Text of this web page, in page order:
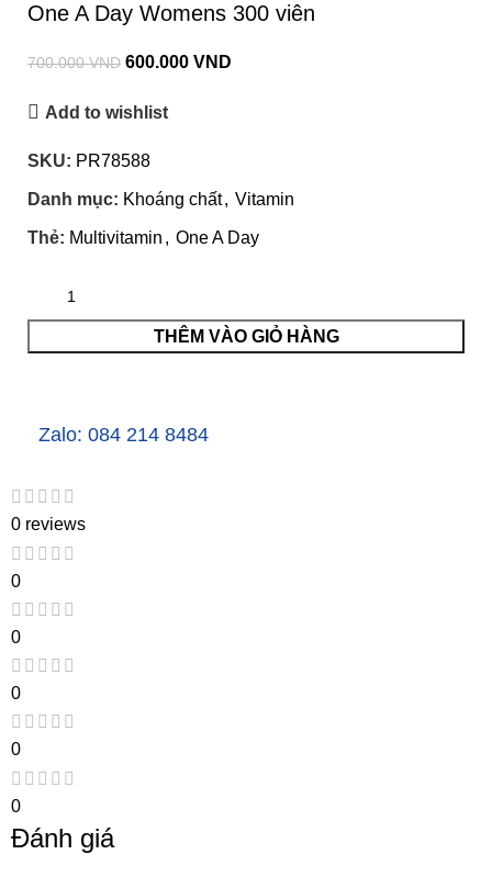
One A Day Womens 300 viên
700.000VND 600.000 VND
Add to wishlist
SKU: PR78588
Danh mục: Khoáng chất, Vitamin
Thẻ: Multivitamin , One A Day
THÊM VÀO GIỎ HÀNG
Zalo: 084 214 8484
0 reviews
0
0
0
0
0
Đánh giá